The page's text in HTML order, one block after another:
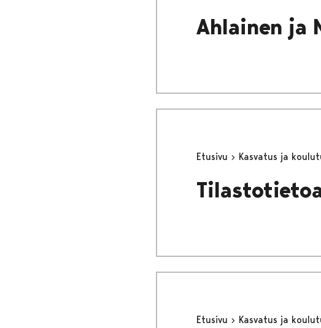
Ahlainen ja
Etusivu Kasvatus ja
Etusivu Kasvatus ja